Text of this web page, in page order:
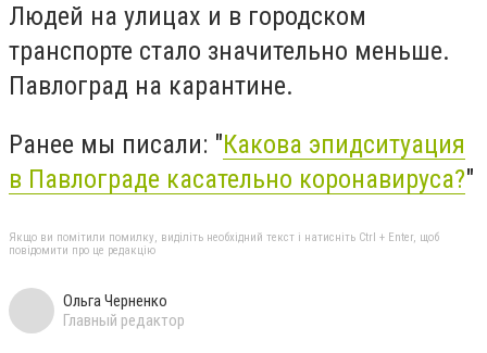
Людей на улицах и в городском
транспорте стало значительно меньше.
Павлоград на карантине.
Ранее мы писали: "Какова эпидситуация
в Павлограде касательно коронавируса?"
Якщо ви помітили помилку, виділіть необхідний текст і натисніть Ctrl + Enter, щоб
повідомити про це редакцію
Ольга Черненко
Главный редактор